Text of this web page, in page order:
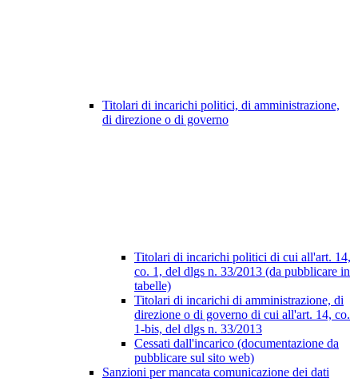
Titolari di incarichi politici, di amministrazione,
di direzione o di governo
Titolari di incarichi politici di cui all'art. 14,
co. 1, del dlgs n. 33/2013 (da pubblicare in
tabelle)
Titolari di incarichi di amministrazione, di
direzione o di governo di cui all'art. 14, co.
1-bis, del dlgs n. 33/2013
Cessati dall'incarico (documentazione da
pubblicare sul sito web)
Sanzioni per mancata comunicazione dei dati